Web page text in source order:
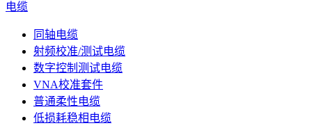
电缆
同轴电缆
射频校准/测试电缆
数字控制测试电缆
VNA校准套件
普通柔性电缆
低损耗稳相电缆